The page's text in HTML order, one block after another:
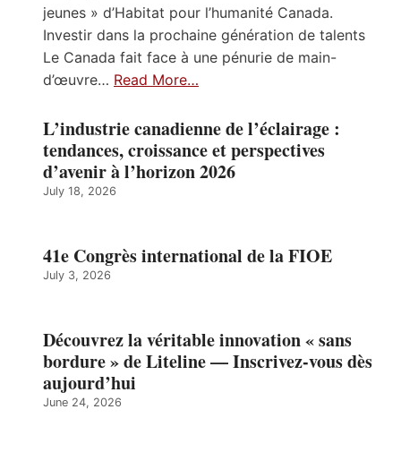
jeunes » d’Habitat pour l’humanité Canada.
Investir dans la prochaine génération de talents
Le Canada fait face à une pénurie de main-
d’œuvre… Read More…
L’industrie canadienne de l’éclairage :
tendances, croissance et perspectives
d’avenir à l’horizon 2026
July 18, 2026
41e Congrès international de la FIOE
July 3, 2026
Découvrez la véritable innovation « sans
bordure » de Liteline — Inscrivez-vous dès
aujourd’hui
June 24, 2026